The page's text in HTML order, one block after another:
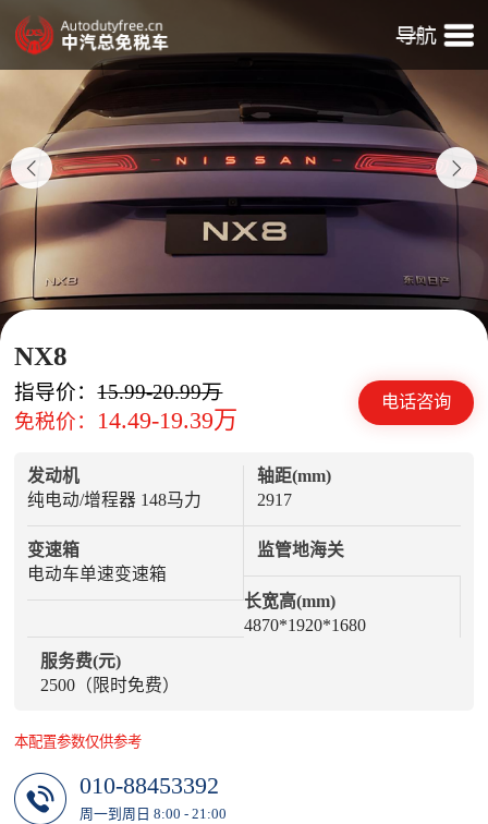
NX8
指导价：15.99-20.99万
免税价： 14.49-19.39万
电话咨询
发动机
纯电动/增程器 148马力
轴距(mm)
2917
变速箱
电动车单速变速箱
监管地海关
长宽高(mm)
4870*1920*1680
服务费(元)
2500（限时免费）
本配置参数仅供参考
010-88453392
周一到周日 8:00 - 21:00